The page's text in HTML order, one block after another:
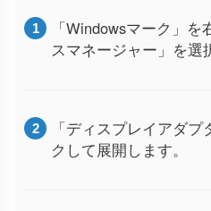
「Windowsマーク」
スマネージャー」を選
「ディスプレイアダ
クして展開します。